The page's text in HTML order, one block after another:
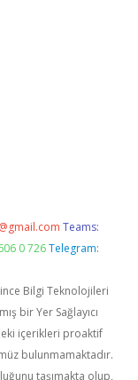
Teams:
0 726 Telegram:
Bilgi Teknolojileri
bir Yer Sağlayıcı
içerikleri proaktif
bulunmamaktadır.
taşımakta olup,